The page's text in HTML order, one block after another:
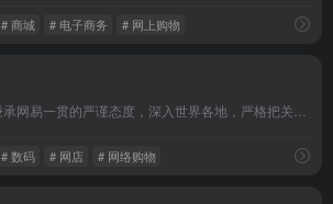
# 商城 # 电子商务 # 网上购物
# 数码 # 网店 # 网络购物